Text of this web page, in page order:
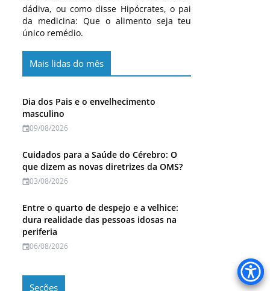
dádiva, ou como disse Hipócrates, o pai
da medicina: Que o alimento seja teu
único remédio.
Mais lidas do mês
Dia dos Pais e o envelhecimento
masculino
09/08/2026
Cuidados para a Saúde do Cérebro: O
que dizem as novas diretrizes da OMS?
03/08/2026
Entre o quarto de despejo e a velhice:
dura realidade das pessoas idosas na
periferia
06/08/2026
Seções